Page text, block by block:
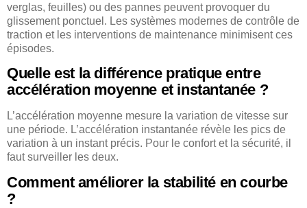
verglas, feuilles) ou des pannes peuvent provoquer du
glissement ponctuel. Les systèmes modernes de contrôle de
traction et les interventions de maintenance minimisent ces
épisodes.
Quelle est la différence pratique entre
accélération moyenne et instantanée ?
L’accélération moyenne mesure la variation de vitesse sur
une période. L’accélération instantanée révèle les pics de
variation à un instant précis. Pour le confort et la sécurité, il
faut surveiller les deux.
Comment améliorer la stabilité en courbe
?